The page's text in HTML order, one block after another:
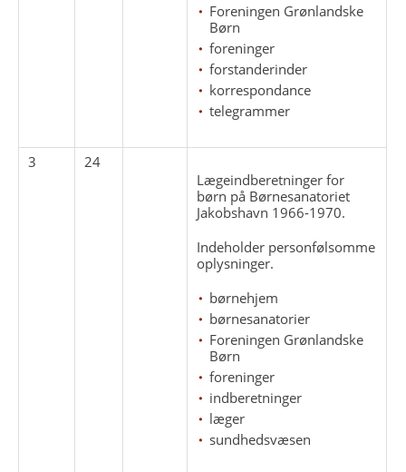
Foreningen Grønlandske
Børn
foreninger
forstanderinder
korrespondance
telegrammer
3
24
Lægeindberetninger for
børn på Børnesanatoriet
Jakobshavn 1966-1970.
Indeholder personfølsomme
oplysninger.
børnehjem
børnesanatorier
Foreningen Grønlandske
Børn
foreninger
indberetninger
læger
sundhedsvæsen